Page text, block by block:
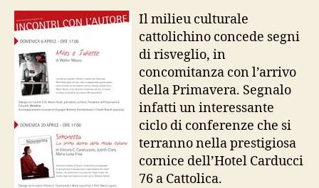
l’autore
Carducci
76
Il milieu culturale
cattolichino concede segni
di risveglio, in
concomitanza con l’arrivo
della Primavera. Segnalo
infatti un interessante
ciclo di conferenze che si
terranno nella prestigiosa
cornice dell’Hotel Carducci
76 a Cattolica.